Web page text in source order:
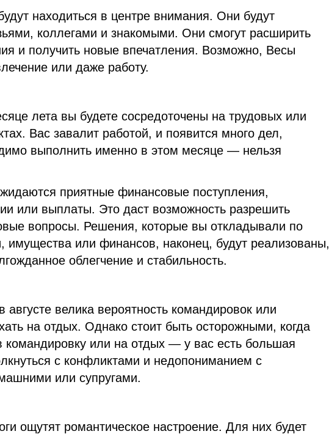
находиться в центре внимания. Они будут
коллегами и знакомыми. Они смогут расширить
и получить новые впечатления. Возможно, Весы
или даже работу.
лета вы будете сосредоточены на трудовых или
Вас завалит работой, и появится много дел,
выполнить именно в этом месяце — нельзя
приятные финансовые поступления,
или выплаты. Это даст возможность разрешить
вопросы. Решения, которые вы откладывали по
имущества или финансов, наконец, будут реализованы,
облегчение и стабильность.
велика вероятность командировок или
на отдых. Однако стоит быть осторожными, когда
командировку или на отдых — у вас есть большая
с конфликтами и недопониманием с
или супругами.
ощутят романтическое настроение. Для них будет